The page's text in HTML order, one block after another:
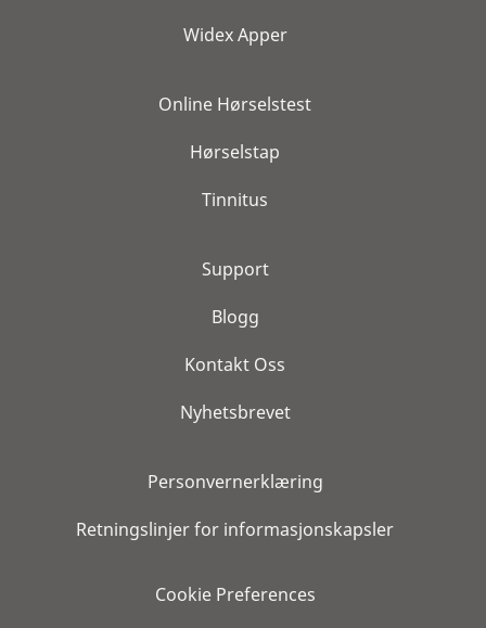
Widex Apper
Online Hørselstest
Hørselstap
Tinnitus
Support
Blogg
Kontakt Oss
Nyhetsbrevet
Personvernerklæring
Retningslinjer for informasjonskapsler
Cookie Preferences